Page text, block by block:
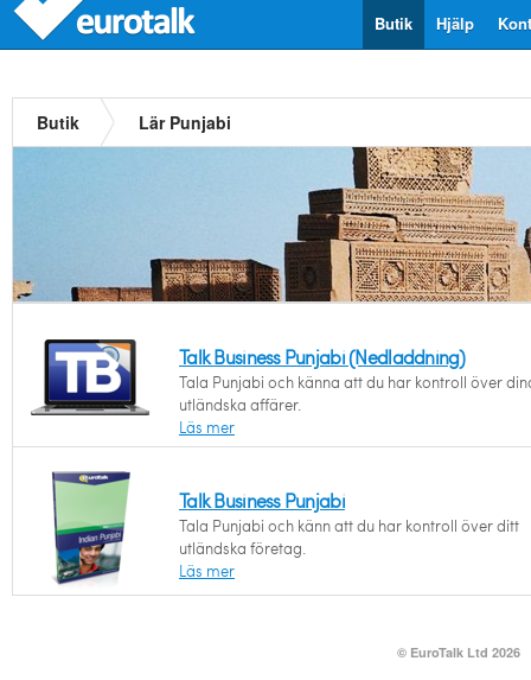
Hjälp
Butik
Butik Lär Punjabi
Talk Business Punjabi (Nedladdning)
Tala Punjabi och känna att du har kontroll över
utländska affärer.
Läs mer
Talk Business Punjabi
Tala Punjabi och känn att du har kontroll över ditt
utländska företag.
Läs mer
© EuroTalk Ltd 2026